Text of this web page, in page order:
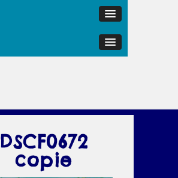
DSCF0672
copie